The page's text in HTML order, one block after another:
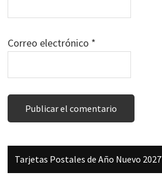
Correo electrónico *
Barra
Tarjetas Postales de Año Nuevo 2027